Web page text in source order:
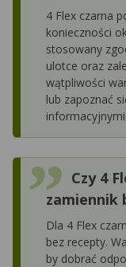
4 Flex czarna
konieczności
stosowany
ulotce oraz
wątpliwości
lub zapoznać
informacyjnymi.
Czy 4
zamiennik
Dla 4 Flex
bez recepty.
by dobrać